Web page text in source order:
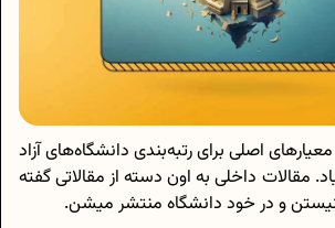
اصلی برای رتبه‌بندی دانشگاه‌های آزاد
مقالات داخلی به اون دسته از مقالاتی گفته
و در خود دانشگاه منتشر میشن.